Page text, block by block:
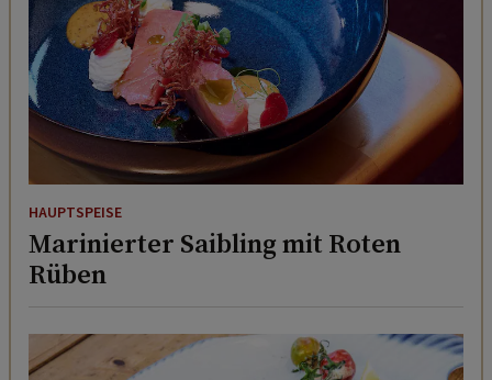
HAUPTSPEISE
Marinierter Saibling mit Roten
Rüben